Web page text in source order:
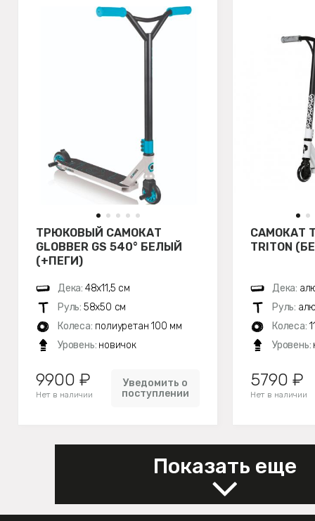
ТРЮКОВЫЙ САМОКАТ
GLOBBER GS 540° БЕЛЫЙ
(+ПЕГИ)
Дека: 48х11,5 см
Руль: 58х50 см
Колеса: полиуретан 100 мм
Уровень: новичок
9900 ₽
Нет в наличии
Уведомить о
поступлении
САМОКАТ
TRITON
Дека:
Руль:
Колеса:
Уровень:
5790 ₽
Нет в наличии
Показать еще